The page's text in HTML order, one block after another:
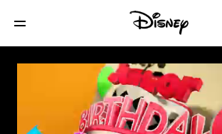
Disney Junior สมุดอวยพรวันเ
มีนาคม 2563 Album 9